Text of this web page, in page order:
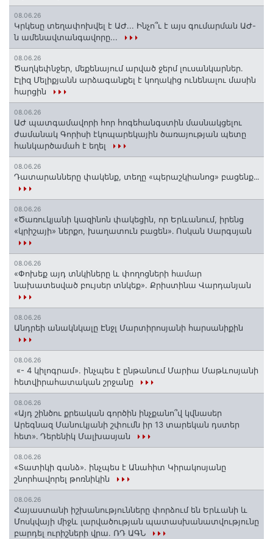
08.06.26
Կրկեսը տեղափոխվել է ԱԺ... Ինչո՞ւ է այս գումարման ԱԺ-
ն ամենավտանգավորը...
08.06.26
Ծաղկեփնջեր, մեքենայում արված ջերմ լուսանկարներ.
Էլիզ Մելիքյանն արձագանքել է կողակից ունենալու մասին
հարցին
08.06.26
ԱԺ պատգամավորի հոր հոգեհանգստին մասնակցելու
ժամանակ Գորիսի էկոպարեկային ծառայության պետը
հանկարծամահ է եղել
08.06.26
Դատարանները փակենք, տեղը «պերաշկիանոց» բացենք․․․
08.06.26
«Ծառուկյանի կազինոն փակեցին, որ Երևանում, իրենց
«կրիշայի» ներքո, խաղատուն բացեն»․ Ոսկան Սարգսյան
08.06.26
«Փոխեք այդ տնկիները և փողոցների համար
նախատեսված բույսեր տնկեք». Քրիստինա Վարդանյան
08.06.26
Անդրեի անակնկալը Էնջլ Մարտիրոսյանի հարսանիքին
08.06.26
«- 4 կիլոգրամ». ինչպես է ընթանում Մարիա Մաթևոսյանի
հետվիրահատական շրջանը
08.06.26
«Այդ շինծու քրեական գործին ինչքանո՞վ կվնասեր
Արեգնազ Մանուկյանի շփումն իր 13 տարեկան դստեր
հետ»․ Դերենիկ Մալխասյան
08.06.26
«Տատիկի գանձ». ինչպես է Անահիտ Կիրակոսյանը
շնորհավորել թոռնիկին
08.06.26
Հայաստանի իշխանությունները փորձում են Երևանի և
Մոսկվայի միջև լարվածության պատասխանատվությունը
բարդել ուրիշների վրա. ՌԴ ԱԳՆ